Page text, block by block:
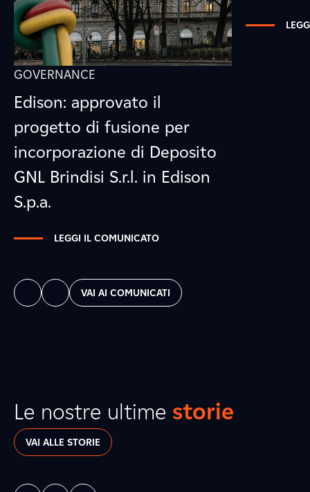
GOVERNANCE
Edison: approvato il
progetto di fusione per
incorporazione di Deposito
GNL Brindisi S.r.l. in Edison
S.p.a.
LEGGI IL COMUNICATO
VAI AI COMUNICATI
Le nostre ultime storie
VAI ALLE STORIE